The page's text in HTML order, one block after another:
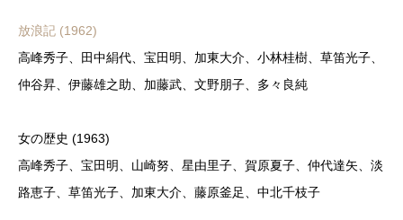
放浪記 (1962)
高峰秀子、田中絹代、宝田明、加東大介、小林桂樹、草笛光子、
仲谷昇、伊藤雄之助、加藤武、文野朋子、多々良純
女の歴史 (1963)
高峰秀子、宝田明、山崎努、星由里子、賀原夏子、仲代達矢、淡
路恵子、草笛光子、加東大介、藤原釜足、中北千枝子